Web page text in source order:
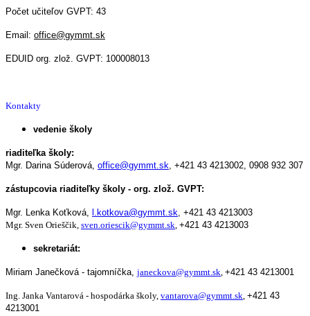
Počet učiteľov GVPT: 43
Email: office@gymmt.sk
EDUID org. zlož. GVPT: 100008013
Kontakty
vedenie školy
riaditeľka školy:
Mgr. Darina Súderová, office@gymmt.sk, +421 43 4213002, 0908 932 307
zástupcovia riaditeľky školy - org. zlož. GVPT:
Mgr. Lenka Koťková, l.kotkova@gymmt.sk, +421 43 4213003
Mgr. Sven Orieščik, sven.oriescik@gymmt.sk, +421 43 4213003
sekretariát:
Miriam Janečková - tajomníčka, janeckova@gymmt.sk, +421 43 4213001
Ing. Janka Vantarová - hospodárka školy, vantarova@gymmt.sk, +421 43
4213001